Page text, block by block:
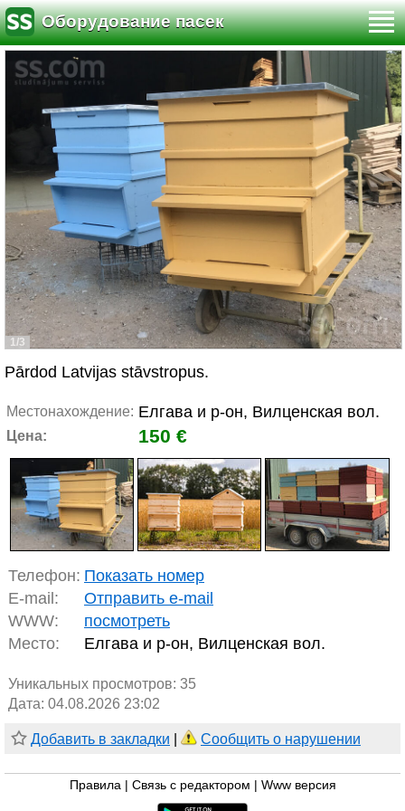
Оборудование пасек
1/3
Pārdod Latvijas stāvstropus.
Местонахождение: Елгава и р-он, Вилценская вол.
Цена: 150 €
Телефон: Показать номер
E-mail:
Отправить e-mail
WWW:
посмотреть
Место:
Елгава и р-он, Вилценская вол.
Уникальных просмотров: 35
Дата: 04.08.2026 23:02
Добавить в закладки Сообщить о нарушении
Правила Связь с редактором Www версия